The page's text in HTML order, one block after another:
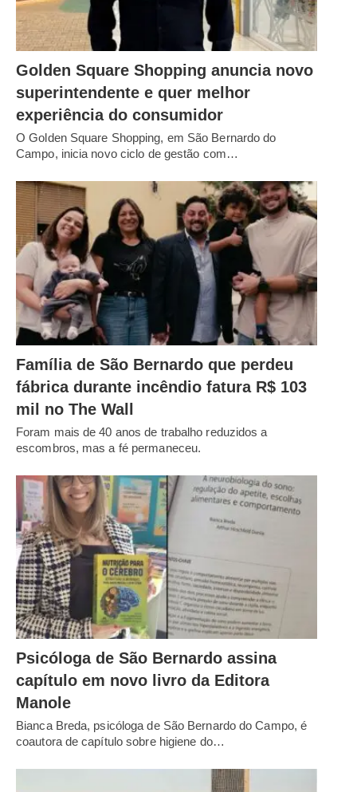
Golden Square Shopping anuncia novo
superintendente e quer melhor
experiência do consumidor
O Golden Square Shopping, em São Bernardo do
Campo, inicia novo ciclo de gestão com…
Família de São Bernardo que perdeu
fábrica durante incêndio fatura R$ 103
mil no The Wall
Foram mais de 40 anos de trabalho reduzidos a
escombros, mas a fé permaneceu.
Psicóloga de São Bernardo assina
capítulo em novo livro da Editora
Manole
Bianca Breda, psicóloga de São Bernardo do Campo, é
coautora de capítulo sobre higiene do…